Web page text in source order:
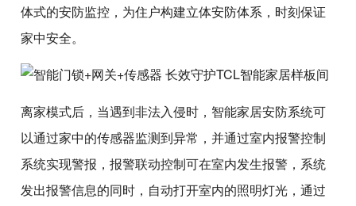
体式的安防监控，为住户构建立体安防体系，时刻保证
家中安全。
离家模式后，当遇到非法入侵时，智能家居安防系统可
以通过家中的传感器监测到异常，并通过室内报警控制
系统实现警报，报警联动控制可在室内发生报警，系统
发出报警信息的同时，自动打开室内的照明灯光，通过